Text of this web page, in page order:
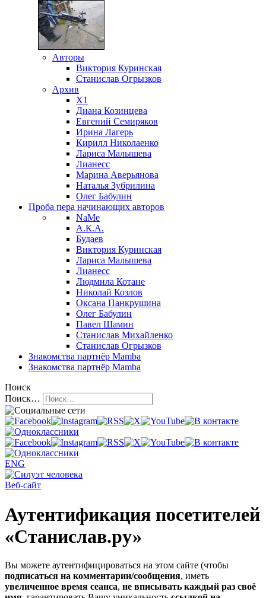
Авторы
Виктория Куринская
Станислав Огрызков
Архив
X1
Диана Козинцева
Евгений Семиряков
Ирина Лагерь
Кирилл Николаенко
Лариса Малышева
Лианесс
Марина Аверьянова
Наталья Зубрилина
Олег Бабулин
Проба пера начинающих авторов
NaMe
А.К.А.
Будаев
Виктория Куринская
Лариса Малышева
Лианесс
Людмила Котане
Николай Козлов
Оксана Панкрушина
Олег Бабулин
Павел Шамин
Станислав Михайленко
Станислав Огрызков
Знакомства партнёр Mamba
Знакомства партнёр Mamba
Поиск
Поиск…
ENG
Веб-сайт
Аутентификация посетителей
«Станислав.ру»
Вы можете аутентифицироваться на этом сайте (чтобы
подписаться на комментарии/сообщения, иметь
увеличенное время сеанса, не вписывать каждый раз своё